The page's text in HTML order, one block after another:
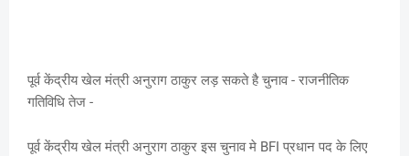
पूर्व केंद्रीय खेल मंत्री अनुराग ठाकुर लड़ सकते है चुनाव - राजनीतिक
गतिविधि तेज -
पूर्व केंद्रीय खेल मंत्री अनुराग ठाकुर इस चुनाव मे BFI प्रधान पद के लिए